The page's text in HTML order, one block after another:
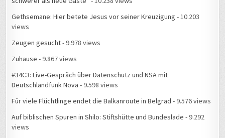
Gethsemane: Hier betete Jesus vor seiner Kreuzigung - 10.203
views
Zeugen gesucht- 9.978 views
Zuhause - 9.867 views
#34C3: Live-Gespräch über Datenschutz und NSA mit
Deutschlandfunk Nova - 9.598 views
Für viele Flüchtlinge endet die Balkanroute in Belgrad - 9.576 views
Auf biblischen Spuren in Shilo: Stiftshütte und Bundeslade - 9.292
views